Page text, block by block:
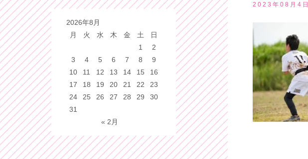
2023年08月4日
2026年8月
月
火 水 木 金 土
日
1
2
3
4 5 6 7 8
9
10
11 12 13 14 15
16
17
18 19 20 21 22
23
24
25 26 27 28 29
30
31
« 2月